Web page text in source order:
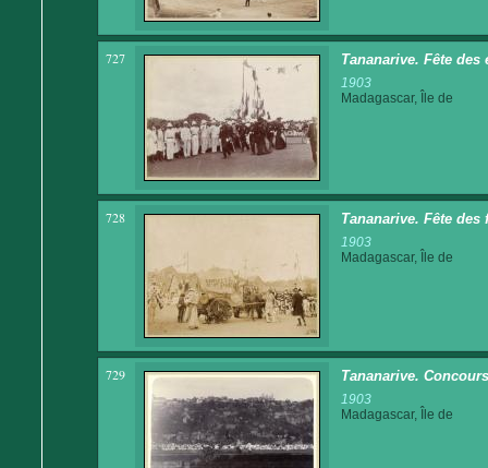
727 Tananarive. Fête des
1903
Madagascar, Île de
728 Tananarive. Fête des
1903
Madagascar, Île de
729 Tananarive.
1903
Madagascar, Île de